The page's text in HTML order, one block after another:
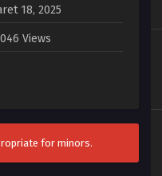
18, 2025
Views
for minors.